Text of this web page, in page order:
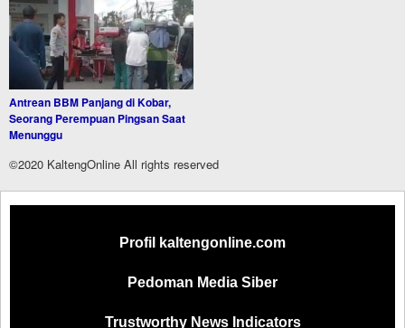
Antrean BBM Panjang di Kobar,
Seorang Perempuan Pingsan Saat
Menunggu
©2020 KaltengOnline All rights reserved
Profil kaltengonline.com
Pedoman Media Siber
Trustworthy News Indicators